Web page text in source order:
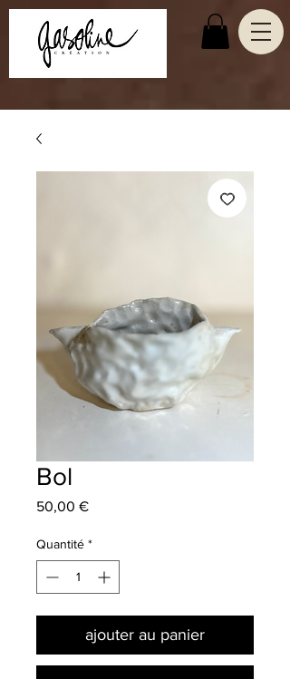
Bol
50,00 €Prix
Quantité *
ajouter au panier